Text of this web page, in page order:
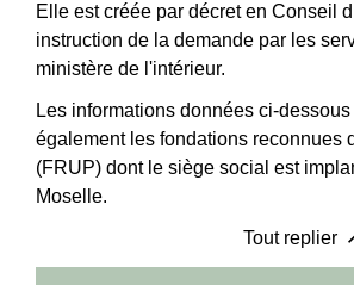
Elle est créée par décret en Conseil
instruction de la demande par les
ministère de l'intérieur.
Les informations données ci-
également les fondations reconnues
(FRUP) dont le siège social est
Moselle.
Tout replier